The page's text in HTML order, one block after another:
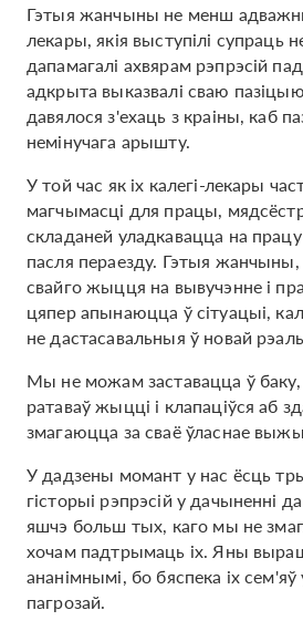
Гэтыя жанчыны не менш
лекары, якія выступілі супраць
дапамагалі ахвярам рэпрэсій
адкрыта выказвалі сваю
давялося з'ехаць з краіны, каб
немінучага арышту.
У той час як іх калегі-лекары
магчымасці для працы,
складаней уладкавацца на
пасля пераезду. Гэтыя жанчыны,
свайго жыцця на вывучэнне і
цяпер апынаюцца ў сітуацыі,
не дастасавальныя ў новай
Мы не можам заставацца ў
ратаваў жыцці і клапаціўся аб
змагаюцца за сваё ўласнае
У дадзены момант у нас ёсць
гісторыі рэпрэсій у дачыненні
яшчэ больш тых, каго мы не
хочам падтрымаць іх. Яны
ананімнымі, бо бяспека іх
пагрозай.